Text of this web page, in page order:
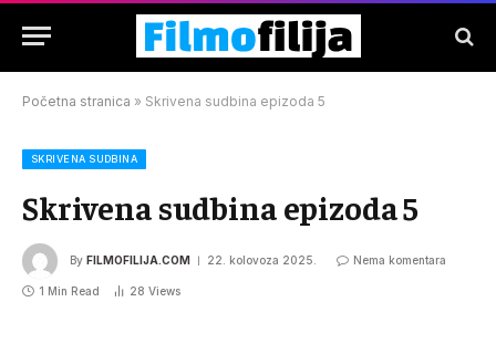
Početna stranica » Skrivena sudbina epizoda 5
SKRIVENA SUDBINA
Skrivena sudbina epizoda 5
By FILMOFILIJA.COM 22. kolovoza 2025. Nema komentara
1 Min Read 28 Views